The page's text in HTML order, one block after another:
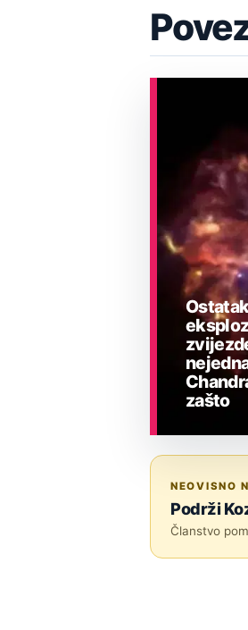
zašto
NEOVISNO
Podrži
Članstvo